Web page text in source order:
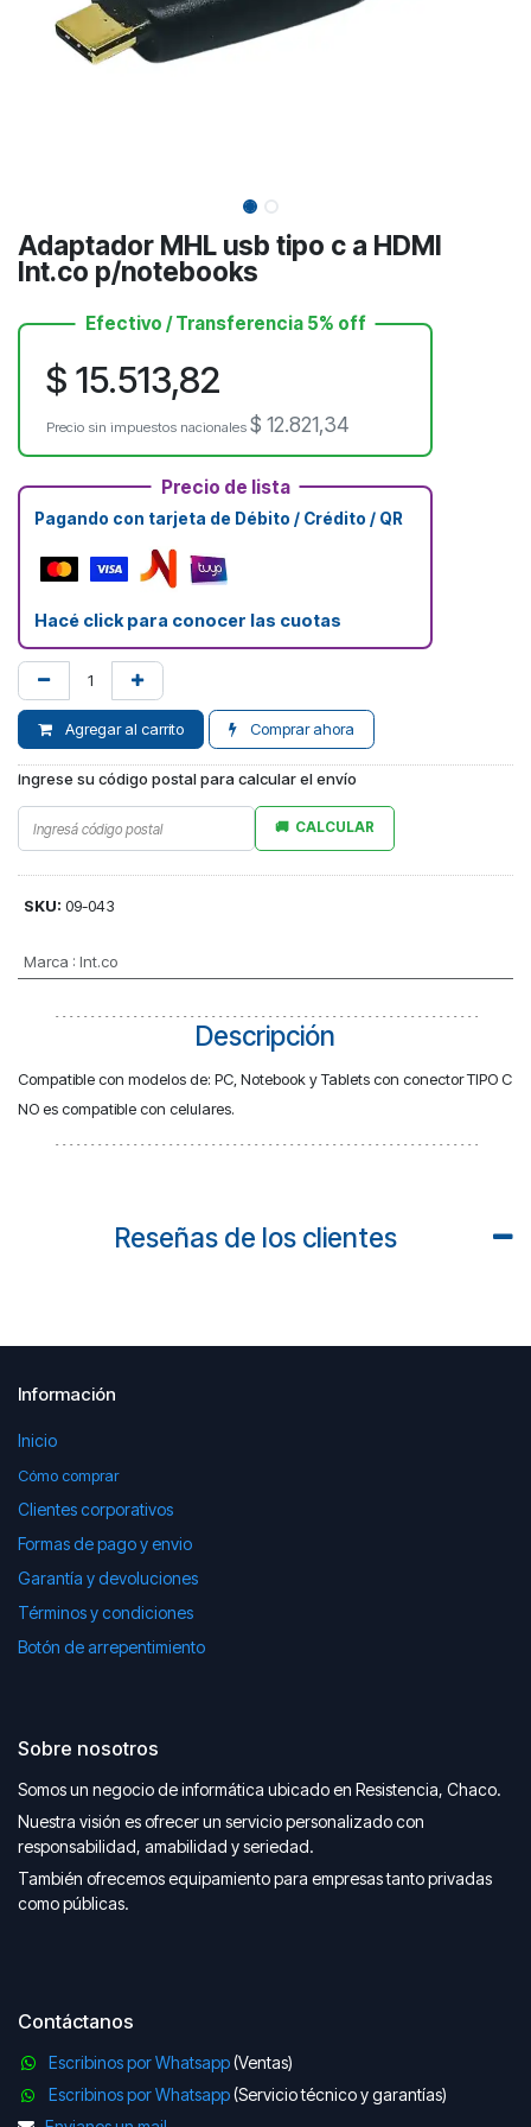
Adaptador MHL usb tipo c a HDMI
Int.co p/notebooks
Efectivo / Transferencia 5% off
$ 15.513,82
Precio sin impuestos nacionales $ 12.821,34
Precio de lista
Pagando con tarjeta de Débito / Crédito / QR
Hacé click para conocer las cuotas
Agregar al carrito Comprar ahora
Ingrese su código postal para calcular el envío
CALCULAR
SKU: 09-043
Marca : Int.co
Descripción
Compatible con modelos de: PC, Notebook y Tablets con conector TIPO C
NO es compatible con celulares.
Reseñas de los clientes
Información
Inicio
Cómo comprar
Clientes corporativos
Formas de pago y envio
Garantía y devoluciones
Términos y condiciones
Botón de arrepentimiento
Sobre nosotros
Somos un negocio de informática ubicado en Resistencia, Chaco.
Nuestra visión es ofrecer un servicio personalizado con
responsabilidad, amabilidad y seriedad.
También ofrecemos equipamiento para empresas tanto privadas
como públicas.
Contáctanos
Escribinos por Whatsapp(Ventas)
Escribinos por Whatsapp(Servicio técnico y garantías)